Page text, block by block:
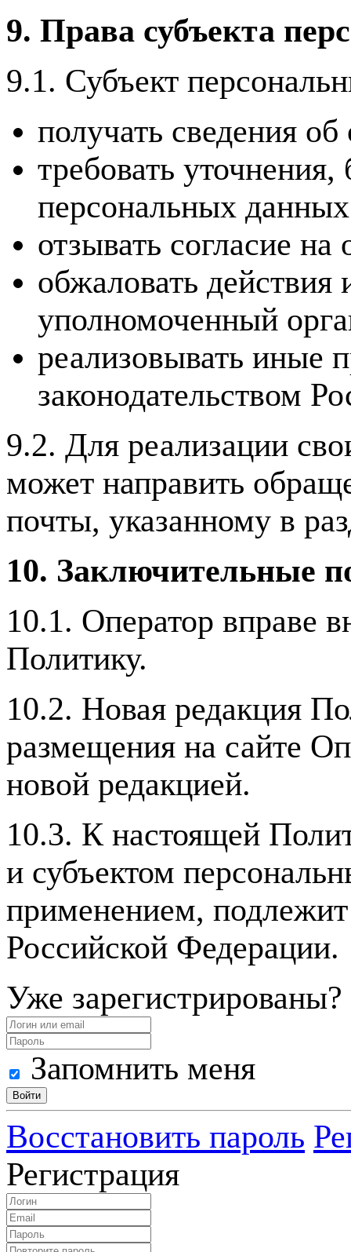
9. Права субъекта
9.1. Субъект
получать сведения
требовать
персональных
отзывать согласие
обжаловать действия
уполномоченный
реализовывать иные
законодательством
9.2. Для реализации
может направить
почты, указанному в
10. Заключительные
10.1. Оператор вправе
Политику.
10.2. Новая редакция
размещения на сайте
новой редакцией.
10.3. К настоящей
и субъектом
применением,
Российской Федерации.
Уже зарегистрированы?
Запомнить меня
Восстановить пароль
Регистрация